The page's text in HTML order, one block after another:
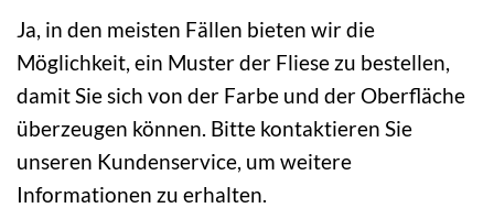
Ja, in den meisten Fällen bieten wir die
Möglichkeit, ein Muster der Fliese zu bestellen,
damit Sie sich von der Farbe und der Oberfläche
überzeugen können. Bitte kontaktieren Sie
unseren Kundenservice, um weitere
Informationen zu erhalten.